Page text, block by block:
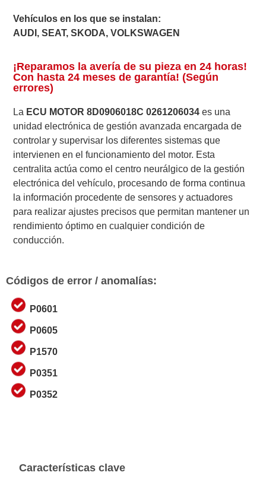
Vehículos en los que se instalan:
AUDI, SEAT, SKODA, VOLKSWAGEN
¡Reparamos la avería de su pieza en 24 horas!
Con hasta 24 meses de garantía! (Según
errores)
La ECU MOTOR 8D0906018C 0261206034 es una
unidad electrónica de gestión avanzada encargada de
controlar y supervisar los diferentes sistemas que
intervienen en el funcionamiento del motor. Esta
centralita actúa como el centro neurálgico de la gestión
electrónica del vehículo, procesando de forma continua
la información procedente de sensores y actuadores
para realizar ajustes precisos que permitan mantener un
rendimiento óptimo en cualquier condición de
conducción.
Códigos de error / anomalías:
P0601
P0605
P1570
P0351
P0352
Características clave